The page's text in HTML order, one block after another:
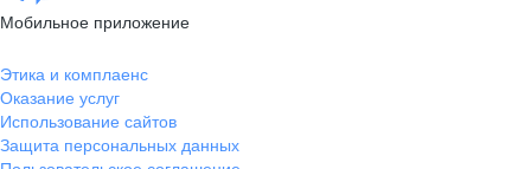
Мобильное приложение
Этика и комплаенс
Оказание услуг
Использование сайтов
Защита персональных данных